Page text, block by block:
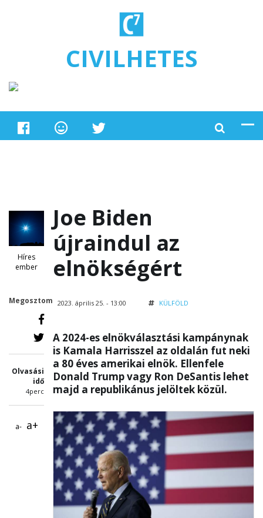
CIVILHETES
Híres
ember
Megosztom
Olvasási
idő
4perc
a- a+
Joe Biden
újraindul az
elnökségért
2023. április 25. - 13:00 KÜLFÖLD
A 2024-es elnökválasztási kampánynak
is Kamala Harrisszel az oldalán fut neki
a 80 éves amerikai elnök. Ellenfele
Donald Trump vagy Ron DeSantis lehet
majd a republikánus jelöltek közül.